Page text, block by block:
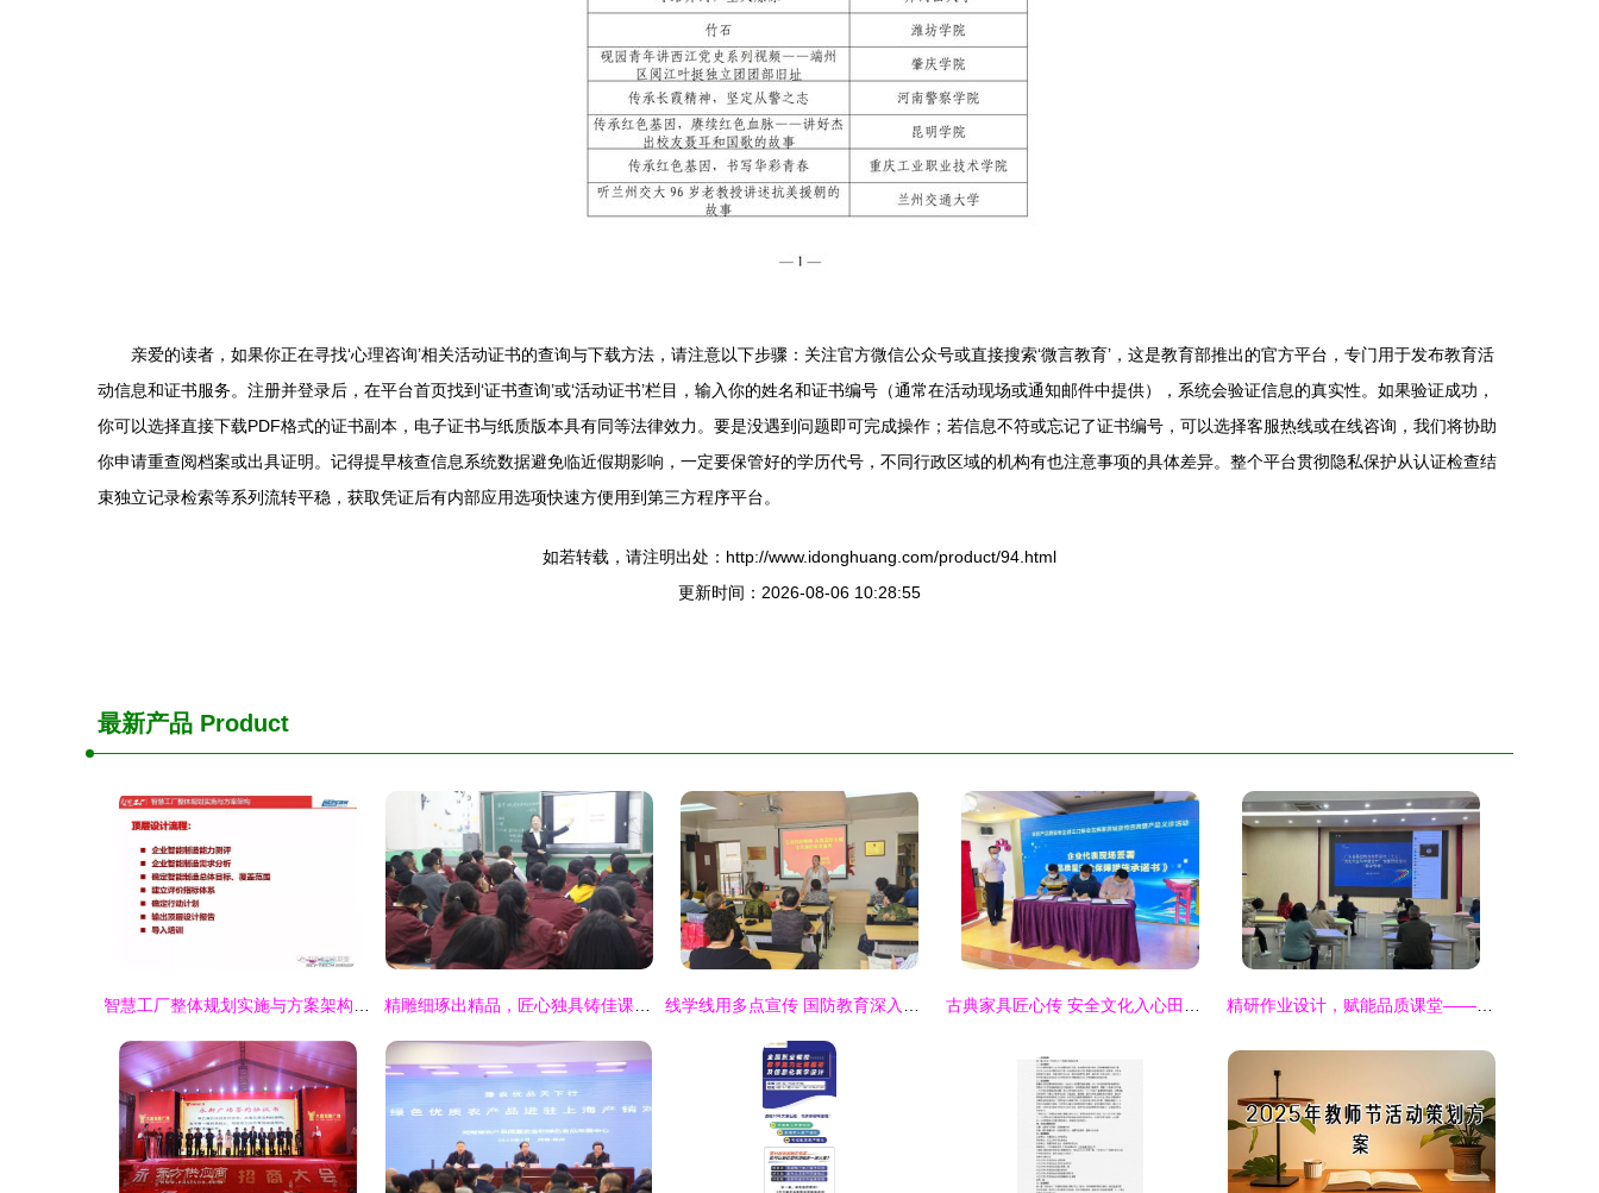
亲爱的读者，如果你正在寻找‘心理咨询’相关活动证书的查询与下载方法，请注意以下步骤：关注官方微信公众号或直接搜索‘微言教育’，这是教育部推出的官方平台，专门用于发布教育活
动信息和证书服务。注册并登录后，在平台首页找到‘证书查询’或‘活动证书’栏目，输入你的姓名和证书编号（通常在活动现场或通知邮件中提供），系统会验证信息的真实性。如果验证成功，
你可以选择直接下载PDF格式的证书副本，电子证书与纸质版本具有同等法律效力。要是没遇到问题即可完成操作；若信息不符或忘记了证书编号，可以选择客服热线或在线咨询，我们将协助
你申请重查阅档案或出具证明。记得提早核查信息系统数据避免临近假期影响，一定要保管好的学历代号，不同行政区域的机构有也注意事项的具体差异。整个平台贯彻隐私保护从认证检查结
束独立记录检索等系列流转平稳，获取凭证后有内部应用选项快速方便用到第三方程序平台。
如若转载，请注明出处：http://www.idonghuang.com/product/94.html
更新时间：2026-08-06 10:28:55
最新产品 Product